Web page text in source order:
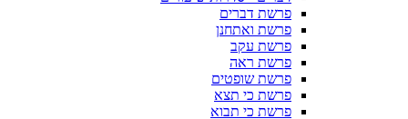
פרשת דברים
פרשת ואתחנן
פרשת עקב
פרשת ראה
פרשת שופטים
פרשת כי תצא
פרשת כי תבוא